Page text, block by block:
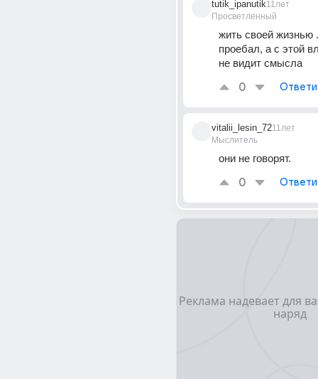
tutik_ipanutik
Просветленный
11лет
жить своей жизнью
проебал, а с этой
не видит смысла
0
vitalii_lesin_72
Мыслитель
11лет
они не говорят.
0